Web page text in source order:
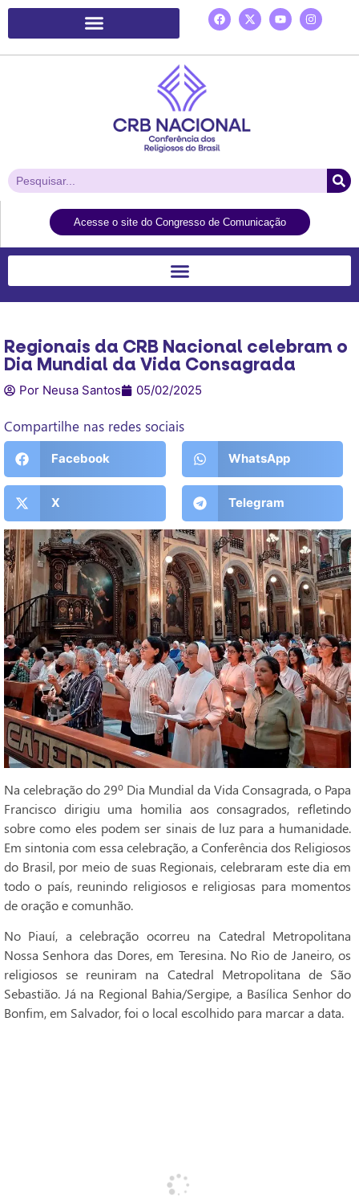
Acesse o site do Congresso de Comunicação
Regionais da CRB Nacional celebram o
Dia Mundial da Vida Consagrada
Por Neusa Santos 05/02/2025
Compartilhe nas redes sociais
Facebook WhatsApp
X Telegram
Na celebração do 29º Dia Mundial da Vida Consagrada, o Papa
Francisco dirigiu uma homilia aos consagrados, refletindo
sobre como eles podem ser sinais de luz para a humanidade.
Em sintonia com essa celebração, a Conferência dos Religiosos
do Brasil, por meio de suas Regionais, celebraram este dia em
todo o país, reunindo religiosos e religiosas para momentos
de oração e comunhão.
No Piauí, a celebração ocorreu na Catedral Metropolitana
Nossa Senhora das Dores, em Teresina. No Rio de Janeiro, os
religiosos se reuniram na Catedral Metropolitana de São
Sebastião. Já na Regional Bahia/Sergipe, a Basílica Senhor do
Bonfim, em Salvador, foi o local escolhido para marcar a data.